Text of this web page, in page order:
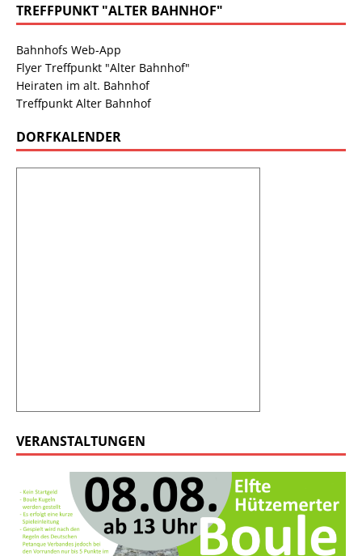
TREFFPUNKT "ALTER BAHNHOF"
Bahnhofs Web-App
Flyer Treffpunkt "Alter Bahnhof"
Heiraten im alt. Bahnhof
Treffpunkt Alter Bahnhof
DORFKALENDER
VERANSTALTUNGEN